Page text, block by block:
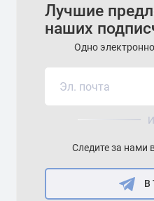
Лучшие
наших
Одно
Следите за нами
В